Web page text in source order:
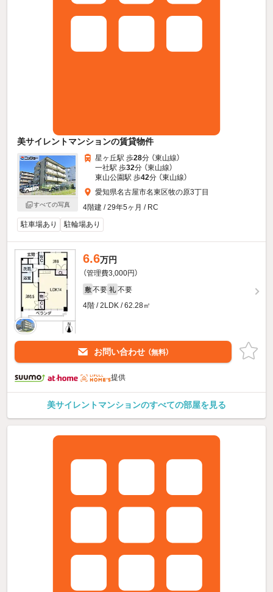
美サイレントマンションの賃貸物件
すべての写真
星ヶ丘駅 歩28分 （東山線）
一社駅 歩32分 （東山線）
東山公園駅 歩42分 （東山線）
愛知県名古屋市名東区牧の原3丁目
4階建 / 29年5ヶ月 / RC
駐車場あり
駐輪場あり
6.6万円
（管理費3,000円）
敷 不要 礼 不要
4階 / 2LDK / 62.28㎡
お問い合わせ （無料）
提供
美サイレントマンションのすべての部屋を見る